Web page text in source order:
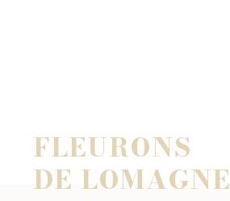
FLEURONS
DE LOMAGNE